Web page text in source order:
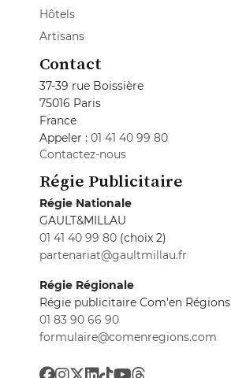
Hôtels
Artisans
Contact
37-39 rue Boissière
75016 Paris
France
Appeler : 01 41 40 99 80
Contactez-nous
Régie Publicitaire
Régie Nationale
GAULT&MILLAU
01 41 40 99 80 (choix 2)
partenariat@gaultmillau.fr
Régie Régionale
Régie publicitaire Com'en Régions
01 83 90 66 90
formulaire@comenregions.com